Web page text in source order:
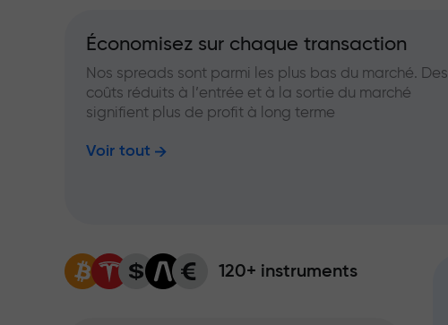
Économisez sur chaque transaction
Nos spreads sont parmi les plus bas du marché. Des
coûts réduits à l’entrée et à la sortie du marché
signifient plus de profit à long terme
Voir tout
120+ instruments